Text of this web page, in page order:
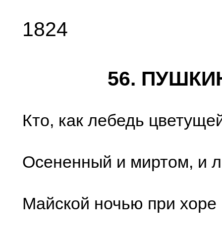
1824
56.
Кто, как лебедь
Осененный и миртом, и
Майской ночью при